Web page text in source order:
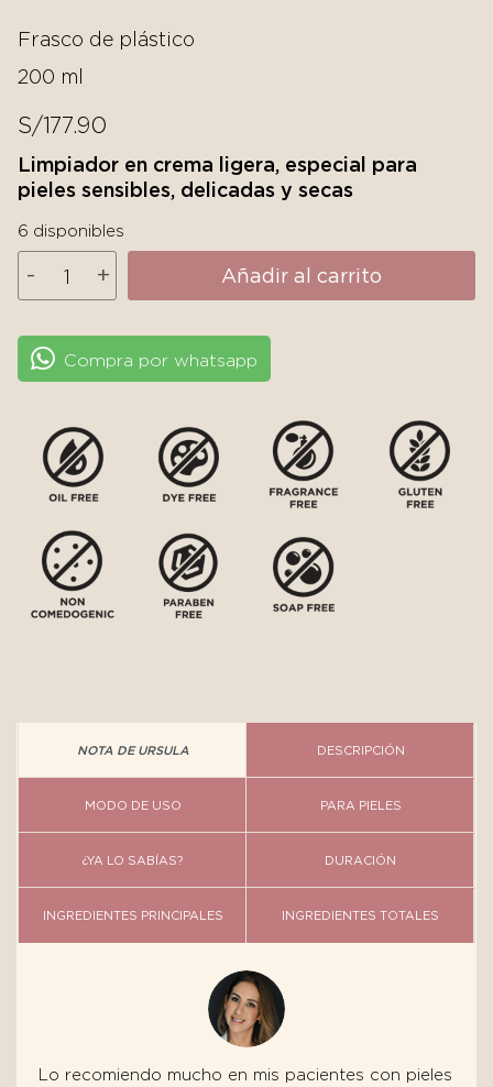
Frasco de plástico
200 ml
S/177.90
Limpiador en crema ligera, especial para
pieles sensibles, delicadas y secas
6 disponibles
Gentle
cantidad
+
- Añadir al carrito
Compra por whatsapp
NOTA DE URSULA DESCRIPCIÓN
MODO DE USO PARA PIELES
¿YA LO SABÍAS? DURACIÓN
INGREDIENTES PRINCIPALES INGREDIENTES TOTALES
Lo recomiendo mucho en mis pacientes con pieles